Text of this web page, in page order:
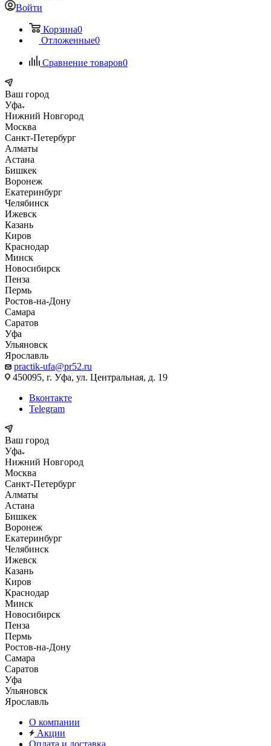
Войти
Корзина0
Отложенные0
Сравнение товаров0
Ваш город
Уфа
Нижний Новгород
Москва
Санкт-Петербург
Алматы
Астана
Бишкек
Воронеж
Екатеринбург
Челябинск
Ижевск
Казань
Киров
Краснодар
Минск
Новосибирск
Пенза
Пермь
Ростов-на-Дону
Самара
Саратов
Уфа
Ульяновск
Ярославль
practik-ufa@pr52.ru
450095, г. Уфа, ул. Центральная, д. 19
Вконтакте
Telegram
Ваш город
Уфа
Нижний Новгород
Москва
Санкт-Петербург
Алматы
Астана
Бишкек
Воронеж
Екатеринбург
Челябинск
Ижевск
Казань
Киров
Краснодар
Минск
Новосибирск
Пенза
Пермь
Ростов-на-Дону
Самара
Саратов
Уфа
Ульяновск
Ярославль
О компании
Акции
Оплата и доставка